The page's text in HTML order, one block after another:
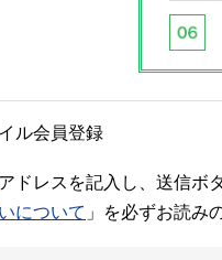
ル会員登録
ドレスを記入し、送信ボ
について 」を必ずお読み